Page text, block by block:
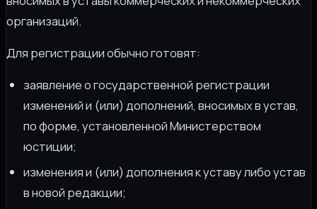
организаций.
Для регистрации обычно готовят:
заявление о государственной регистрации
изменений и (или) дополнений, вносимых в устав,
по форме, установленной Министерством
юстиции;
изменения и (или) дополнения к уставу либо устав
в новой редакции;